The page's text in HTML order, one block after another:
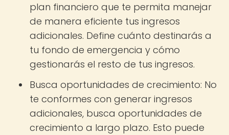
plan financiero que te permita manejar
de manera eficiente tus ingresos
adicionales. Define cuánto destinarás a
tu fondo de emergencia y cómo
gestionarás el resto de tus ingresos.
Busca oportunidades de crecimiento: No
te conformes con generar ingresos
adicionales, busca oportunidades de
crecimiento a largo plazo. Esto puede